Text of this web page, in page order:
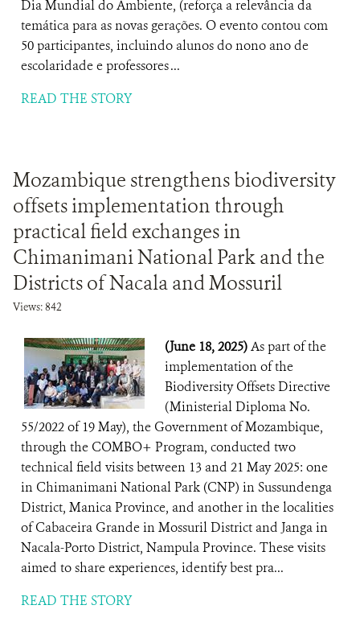
Dia Mundial do Ambiente, (reforça a relevância da
temática para as novas gerações. O evento contou com
50 participantes, incluindo alunos do nono ano de
escolaridade e professores ...
READ THE STORY
Mozambique strengthens biodiversity
offsets implementation through
practical field exchanges in
Chimanimani National Park and the
Districts of Nacala and Mossuril
Views: 842
(June 18, 2025)As part of the
implementation of the
Biodiversity Offsets Directive
(Ministerial Diploma No.
55/2022 of 19 May), the Government of Mozambique,
through the COMBO+ Program, conducted two
technical field visits between 13 and 21 May 2025: one
in Chimanimani National Park (CNP) in Sussundenga
District, Manica Province, and another in the localities
of Cabaceira Grande in Mossuril District and Janga in
Nacala-Porto District, Nampula Province. These visits
aimed to share experiences, identify best pra...
READ THE STORY